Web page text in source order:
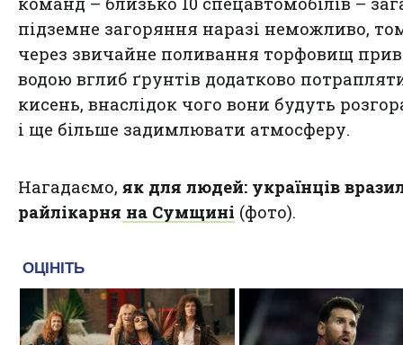
підземне загоряння наразі неможливо,
через звичайне поливання торфовищ
водою вглиб ґрунтів додатково
кисень, внаслідок чого вони будуть
і ще більше задимлювати атмосферу.
Нагадаємо, як для людей: українців
райлікарня на Сумщині (фото).